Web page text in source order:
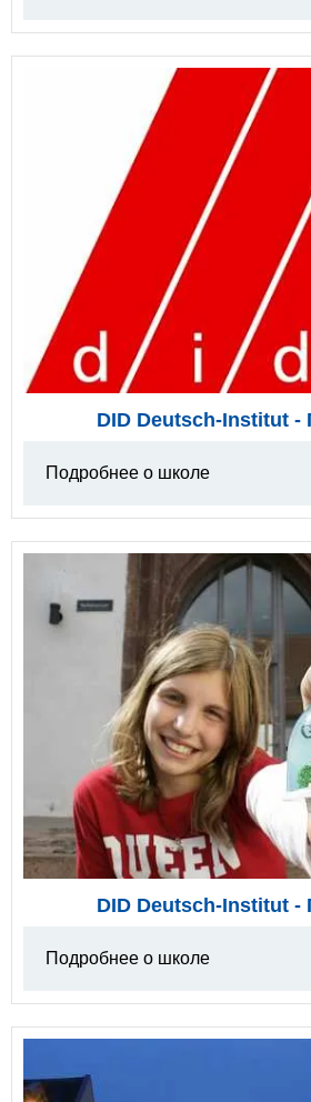
DID Deutsch-Institut -
Подробнее о школе
DID Deutsch-Institut -
Подробнее о школе